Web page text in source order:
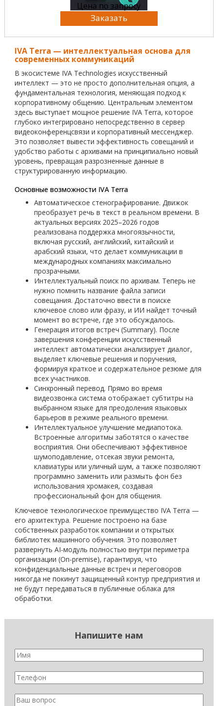
Цена по запросу
Заказать
IVA Terra — интеллектуальная основа для
современных коммуникаций
В экосистеме IVA Technologies искусственный
интеллект — это не просто дополнительная опция, а
фундаментальная технология, меняющая подход к
корпоративному общению. Центральным элементом
здесь выступает мощное решение IVA Terra, которое
глубоко интегрировано непосредственно в сервер
видеоконференцсвязи и корпоративный мессенджер.
Это позволяет вывести эффективность совещаний и
удобство работы с архивами на принципиально новый
уровень, превращая разрозненные данные в
структурированную информацию.
Основные возможности IVA Terra
Автоматическое стенографирование. Движок
преобразует речь в текст в реальном времени. В
актуальных версиях 2025–2026 годов
реализована поддержка многоязычности,
включая русский, английский, китайский и
арабский языки, что делает коммуникации в
международных компаниях максимально
прозрачными.
Интеллектуальный поиск по архивам. Теперь не
нужно помнить название файла записи
совещания. Достаточно ввести в поиске
ключевое слово или фразу, и ИИ найдет точный
момент во встрече, где это обсуждалось.
Генерация итогов встреч (Summary). После
завершения конференции искусственный
интеллект автоматически анализирует диалог,
выделяет ключевые решения и поручения,
формируя краткое и содержательное резюме для
всех участников.
Синхронный перевод. Прямо во время
видеозвонка система отображает субтитры на
выбранном языке для преодоления языковых
барьеров в режиме реального времени.
Интеллектуальное улучшение медиапотока.
Встроенные алгоритмы заботятся о качестве
восприятия. Они обеспечивают эффективное
шумоподавление, отсекая звуки ремонта,
клавиатуры или уличный шум, а также позволяют
программно заменить или размыть фон без
использования хромакея, создавая
профессиональный фон для общения.
Ключевое технологическое преимущество IVA Terra —
его архитектура. Решение построено на базе
собственных разработок компании и открытых
библиотек машинного обучения. Это позволяет
развернуть AI-модуль полностью внутри периметра
организации (On-premise), гарантируя, что
конфиденциальные данные встреч и переговоров
никогда не покинут защищенный контур предприятия и
не будут передаваться в публичные облака для
обработки.
Напишите нам